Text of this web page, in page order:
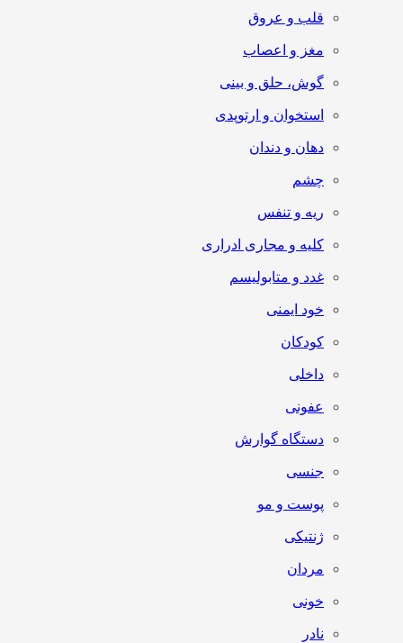
قلب و عروق
مغز و اعصاب
گوش، حلق و بینی
استخوان و ارتوپدی
دهان و دندان
چشم
ریه و تنفس
کلیه و مجاری ادراری
غدد و متابولیسم
خود ایمنی
کودکان
داخلی
عفونی
دستگاه گوارش
جنسی
پوست و مو
ژنتیکی
مردان
خونی
نادر